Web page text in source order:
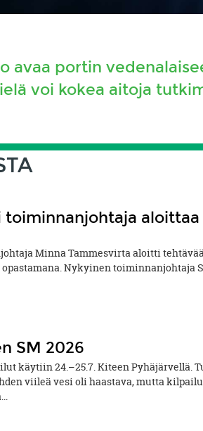
avaa portin
voi kokea aitoja
toiminnanjohtaja aloittaa
Minna Tammesvirta aloitti
Nykyinen toiminnanjohtaja
SM 2026
käytiin 24.–25.7. Kiteen Pyhäjärvellä.
viileä vesi oli haastava, mutta